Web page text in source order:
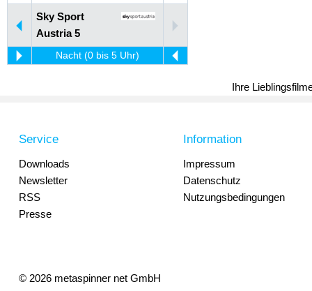
Sky Sport
Austria 5
Nacht (0 bis 5 Uhr)
Ihre
Service
Downloads
Newsletter
RSS
Presse
Information
Impressum
Datenschutz
Nutzungsbedingungen
© 2026 metaspinner net GmbH